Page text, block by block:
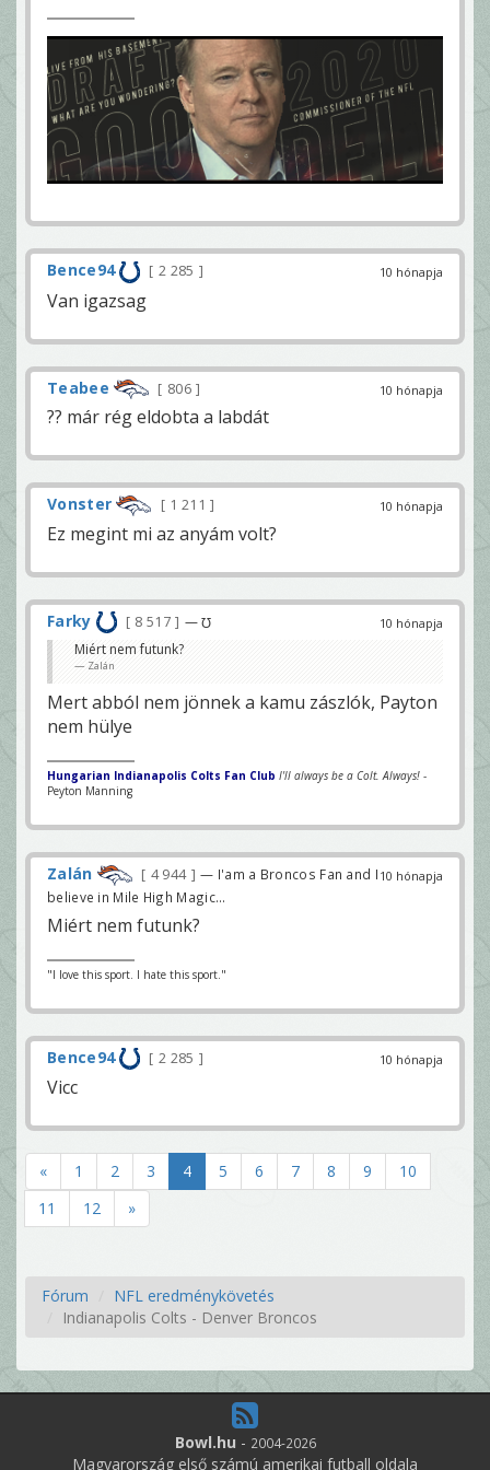
10 hónapja
Bence94 2 285
Van igazsag
10 hónapja
Teabee 806
?? már rég eldobta a labdát
10 hónapja
Vonster 1 211
Ez megint mi az anyám volt?
10 hónapja
Farky 8 517 — ℧
Miért nem futunk?
Zalán
Mert abból nem jönnek a kamu zászlók, Payton
nem hülye
Hungarian Indianapolis Colts Fan Club I'll always be a Colt. Always! -
Peyton Manning
10 hónapja
Zalán 4 944
— I'am a Broncos Fan and I
believe in Mile High Magic...
Miért nem futunk?
"I love this sport. I hate this sport."
10 hónapja
Bence94 2 285
Vicc
« 1 2 3 4 5 6 7 8 9
10
11
12 »
Fórum
NFL eredménykövetés
Indianapolis Colts - Denver Broncos
Bowl.hu - 2004-2026
Magyarország első számú amerikai futball oldala